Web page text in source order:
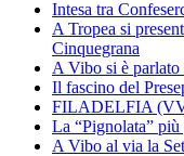
Intesa tra
A Tropea si
Cinquegrana
A Vibo si è
Il fascino del
FILADELFIA
La “Pignolata”
A Vibo al via la